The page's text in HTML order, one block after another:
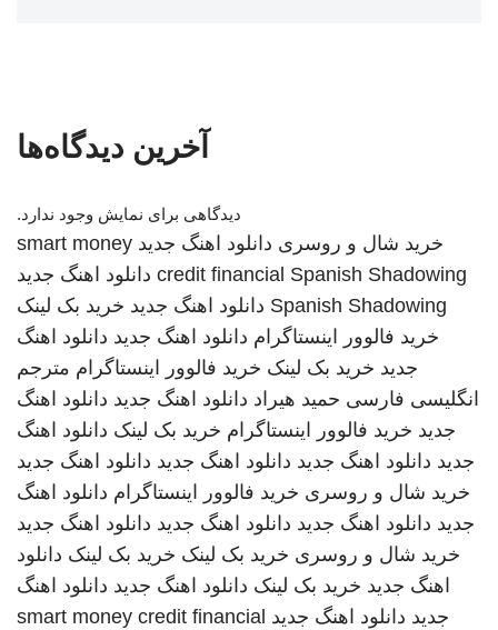
آخرین دیدگاه‌ها
دیدگاهی برای نمایش وجود ندارد.
خرید شال و روسری دانلود اهنگ جدید smart money
credit financial Spanish Shadowing
دانلود اهنگ جدید
Spanish Shadowing دانلود اهنگ جدید خرید بک لینک
خرید فالوور اینستاگرام دانلود اهنگ جدید دانلود اهنگ
جدید خرید بک لینک خرید فالوور اینستاگرام مترجم
انگلیسی فارسی حمید هیراد دانلود اهنگ جدید دانلود اهنگ
جدید خرید فالوور اینستاگرام خرید بک لینک دانلود اهنگ
جدید دانلود اهنگ جدید دانلود اهنگ جدید دانلود اهنگ جدید
خرید شال و روسری خرید فالوور اینستاگرام دانلود اهنگ
جدید دانلود اهنگ جدید دانلود اهنگ جدید دانلود اهنگ جدید
خرید شال و روسری خرید بک لینک خرید بک لینک دانلود
اهنگ جدید خرید بک لینک دانلود اهنگ جدید دانلود اهنگ
جدید دانلود اهنگ جدید smart money credit financial